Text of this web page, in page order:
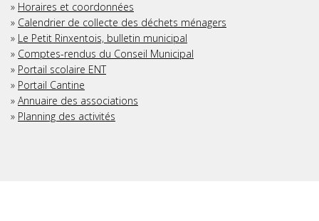
» Horaires et coordonnées
» Calendrier de collecte des déchets ménagers
» Le Petit Rinxentois, bulletin municipal
» Comptes-rendus du Conseil Municipal
» Portail scolaire ENT
» Portail Cantine
» Annuaire des associations
» Planning des activités